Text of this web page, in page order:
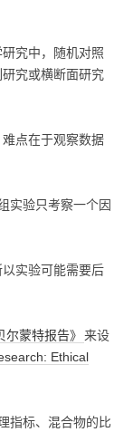
究中，随机对照
究或横断面研究
点在于观察数据
实验只考察一个因
实验可能需要后
尔蒙特报告》 来设
Ethical
指标、混合物的比